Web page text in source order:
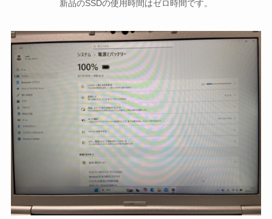
新品のSSDの使用時間はゼロ時間です。